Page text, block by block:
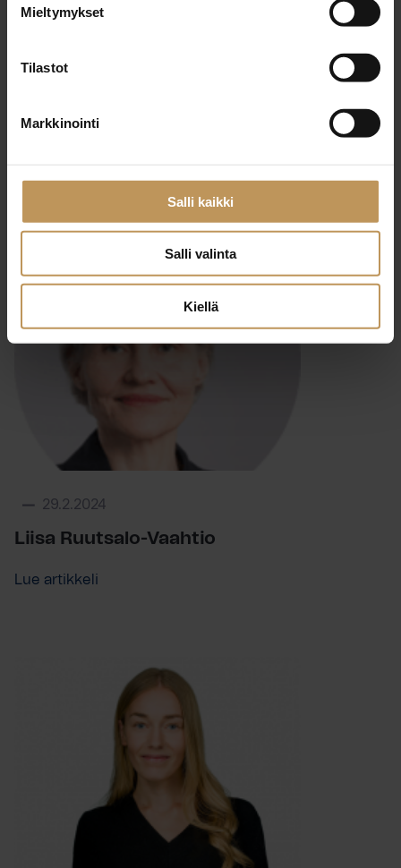
Mieltymykset
Tilastot
Markkinointi
Salli kaikki
Salli valinta
Kiellä
Tero Saloniemi
29.2.2024
Liisa Ruutsalo-Vaahtio
Lue artikkeli